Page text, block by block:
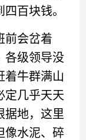
百块钱。
会岔着
各级领导没
着牛群满山
定几乎天天
据地，这里
像水泥、碎